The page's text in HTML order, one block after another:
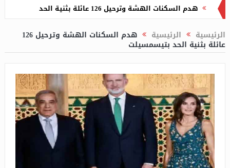
النيران تلتهم 112 نخلة بغابات النخيل بسيدي عمران
بالمغير
غرق عشريني في بركة مائية بقسنطينة
عرض عرقاب مشروع قانون المناجم الجديد أمام أعضاء
مجلس الأمة
سيفي يعلن عن إعادة بعث المشاريع الصناعية المصادرة
في أقرب الآجال…
الرئيسية الرئيسية هدم السكنات الهشة وترحيل 126
عائلة بثنية الحد بتيسمسيلت